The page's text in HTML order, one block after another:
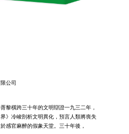
公司
黎橫跨三十年的文明辯證一九三二年，
》冷峻剖析文明異化，預言人類將喪失
感官麻醉的假象天堂。三十年後，